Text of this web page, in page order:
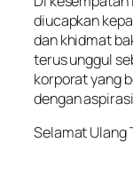
diucapkan
dan khidmat
terus unggul
korporat yang
dengan
Selamat Ulang